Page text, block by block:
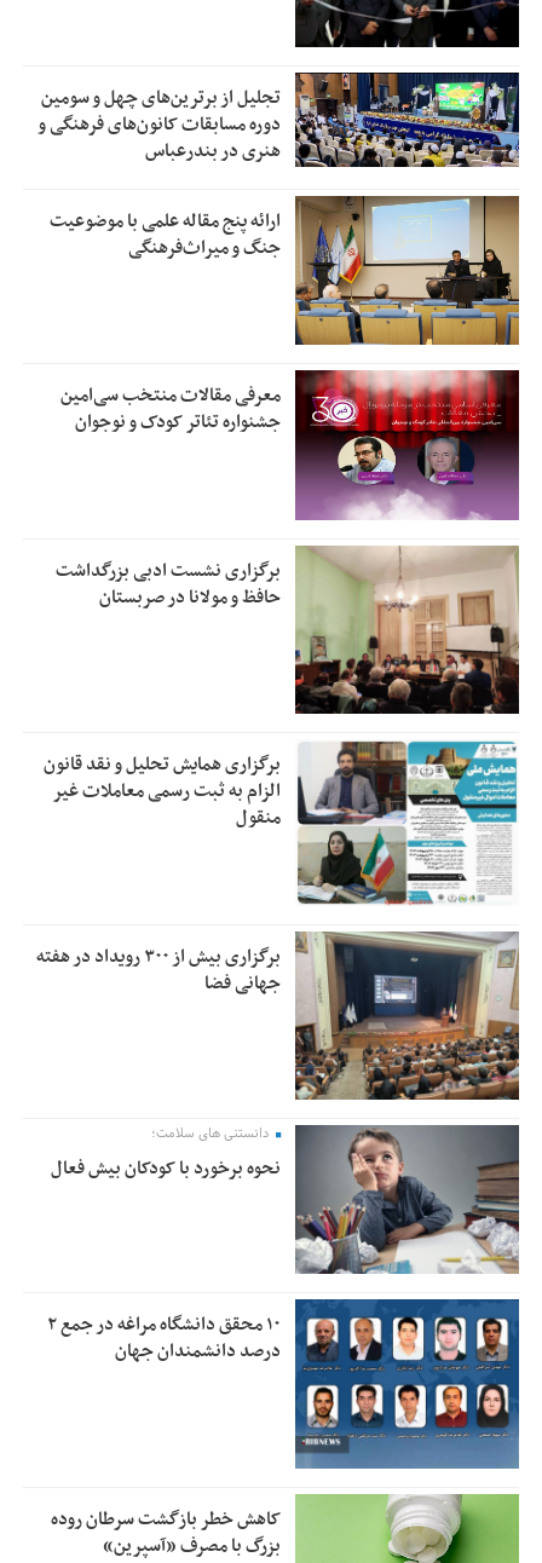
تجلیل از بر‌ترین‌های چهل و سومین
دوره مسابقات کانون‌های فرهنگی و
هنری در بندرعباس
ارائه پنج مقاله علمی با موضوعیت
جنگ و میراث‌فرهنگی
معرفی مقالات منتخب سی‌امین
جشنواره تئاتر کودک و نوجوان
برگزاری نشست ادبی بزرگداشت
حافظ و مولانا در صربستان
برگزاری همایش تحلیل و نقد قانون
الزام به ثبت رسمی معاملات غیر
منقول
برگزاری بیش از ۳۰۰ رویداد در هفته
جهانی فضا
دانستنی های سلامت؛
نحوه برخورد با کودکان بیش فعال
۱۰ محقق دانشگاه مراغه در جمع ۲
درصد دانشمندان جهان
کاهش خطر بازگشت سرطان روده
بزرگ با مصرف «آسپرین»